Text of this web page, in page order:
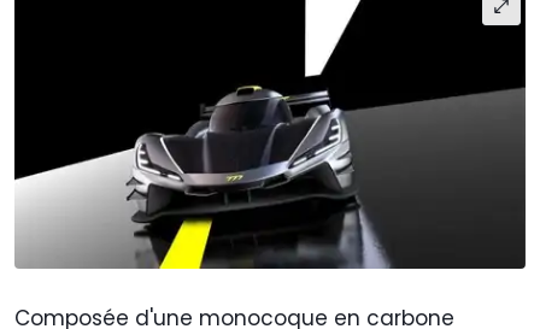
Composée d'une monocoque en carbone